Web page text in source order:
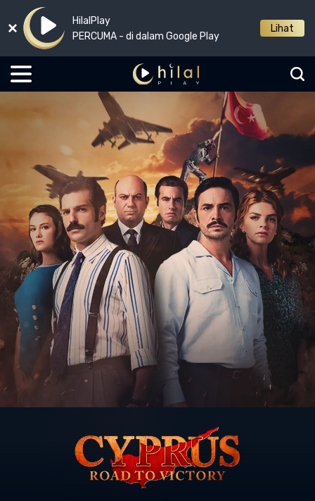
HilalPlay
PERCUMA - di dalam Google Play
Lihat